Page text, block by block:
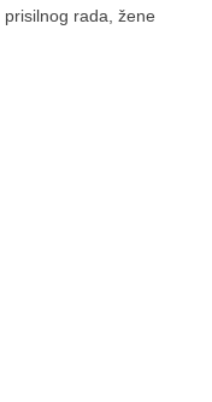
rada, žene